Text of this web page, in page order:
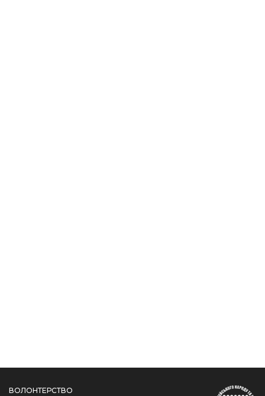
ВОЛОНТЕРСТВО